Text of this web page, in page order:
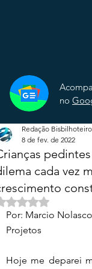
no
cada vez
Redação Bisbilhoteiro
8 de fev. de 2022
Avaliado com
Por: Marcio
Projetos
Hoje me deparei